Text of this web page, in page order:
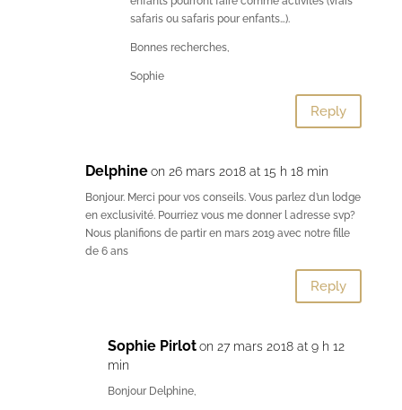
safaris ou safaris pour enfants…).
Bonnes recherches,
Sophie
Reply
Delphine on 26 mars 2018 at 15 h 18 min
Bonjour. Merci pour vos conseils. Vous parlez d’un lodge
en exclusivité. Pourriez vous me donner l adresse svp?
Nous planifions de partir en mars 2019 avec notre fille
de 6 ans
Reply
Sophie Pirlot on 27 mars 2018 at 9 h 12
min
Bonjour Delphine,